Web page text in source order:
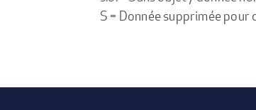
S = Donnée supprimée